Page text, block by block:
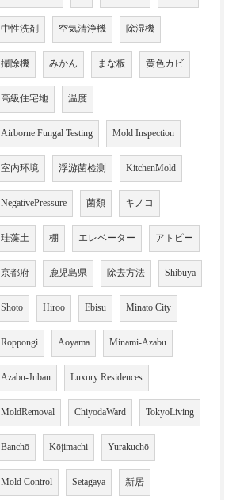
中性洗剤 空気清浄機 除湿機
掃除機 みかん まな板 黄色カビ
高級住宅地 温度
Airborne Fungal Testing Mold Inspection
室内环境 浮游菌检测 KitchenMold
NegativePressure 菌類 キノコ
珪藻土 棚 エレベーター アトピー
京都府 鹿児島県 除去方法 Shibuya
Shoto Hiroo Ebisu Minato City
Roppongi Aoyama Minami-Azabu
Azabu-Juban Luxury Residences
MoldRemoval ChiyodaWard TokyoLiving
Banchō Kōjimachi Yurakuchō
Mold Control Setagaya 新居